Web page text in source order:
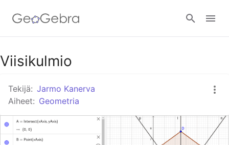
Google Classroom
GeoGebra Classroom
Viisikulmio
Tekijä: Jarmo Kanerva
Aiheet: Geometria